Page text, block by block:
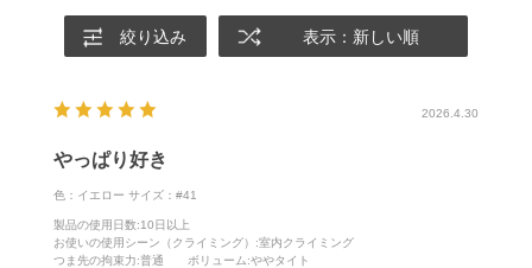
絞り込み 表示：新しい順
2026.4.30
やっぱり好き
色：イエロー サイズ：#41
製品の使用日数:10日以上
お使いの使用シーン（クライミング） :室内クライミング
つま先の拘束力:普通 ボリューム:ややタイト